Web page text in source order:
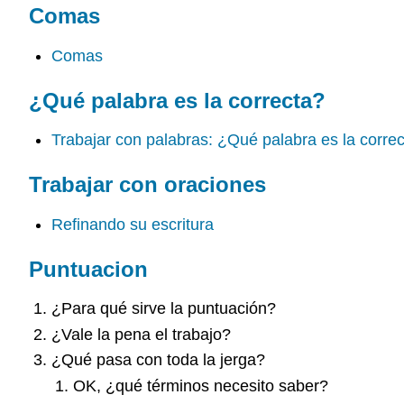
Comas
Comas
¿Qué palabra es la correcta?
Trabajar con palabras: ¿Qué palabra es la
Trabajar con oraciones
Refinando su escritura
Puntuacion
¿Para qué sirve la puntuación?
¿Vale la pena el trabajo?
¿Qué pasa con toda la jerga?
OK, ¿qué términos necesito saber?